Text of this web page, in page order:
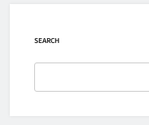
SEARCH